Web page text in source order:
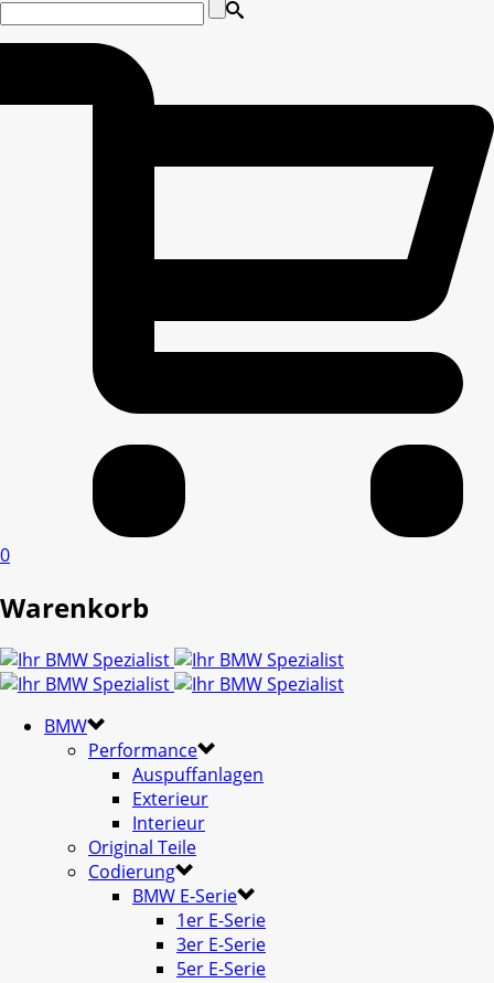
0
Warenkorb
BMW
Performance
Auspuffanlagen
Exterieur
Interieur
Original Teile
Codierung
BMW E-Serie
1er E-Serie
3er E-Serie
5er E-Serie